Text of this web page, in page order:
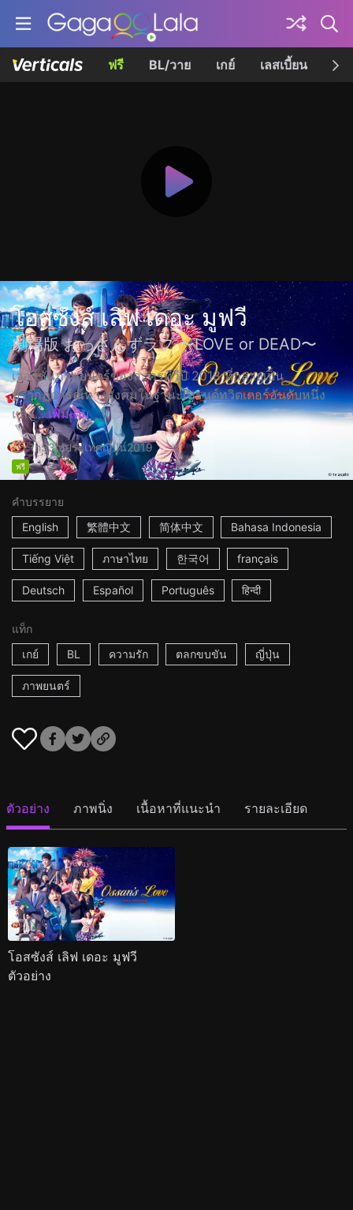
ฟรี BL/วาย เกย์ เลสเบี้ยน เค
โอสซังส์ เลิฟ เดอะ มูฟวี
劇場版 おっさんずラブ 〜LOVE or DEAD〜
เวอร์ชั่นภาพยนตร์ของละครทีวีปี 2018 ที่กลายเป็น
ปรากฏการณ์ทางสังคมในฐานะเทรนด์ทวิตเตอร์อันดับหนึ่ง
และ... เพิ่มเติม
1h53mประเทศญี่ปุ่น2019
ฟรี
คำบรรยาย
English
繁體中文 简体中文 Bahasa Indonesia
Tiếng Việt ภาษาไทย 한국어 français
Deutsch Español Português हिन्दी
แท็ก
เกย์
BL ความรัก ตลกขบขัน ญี่ปุ่น
ภาพยนตร์
ตัวอย่าง ภาพนิ่ง เนื้อหาที่แนะนำ รายละเอียด
โอสซังส์ เลิฟ เดอะ มูฟวี
ตัวอย่าง